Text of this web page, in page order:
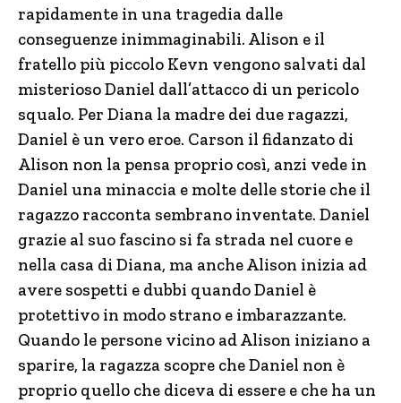
rapidamente in una tragedia dalle
conseguenze inimmaginabili. Alison e il
fratello più piccolo Kevn vengono salvati dal
misterioso Daniel dall’attacco di un pericolo
squalo. Per Diana la madre dei due ragazzi,
Daniel è un vero eroe. Carson il fidanzato di
Alison non la pensa proprio così, anzi vede in
Daniel una minaccia e molte delle storie che il
ragazzo racconta sembrano inventate. Daniel
grazie al suo fascino si fa strada nel cuore e
nella casa di Diana, ma anche Alison inizia ad
avere sospetti e dubbi quando Daniel è
protettivo in modo strano e imbarazzante.
Quando le persone vicino ad Alison iniziano a
sparire, la ragazza scopre che Daniel non è
proprio quello che diceva di essere e che ha un